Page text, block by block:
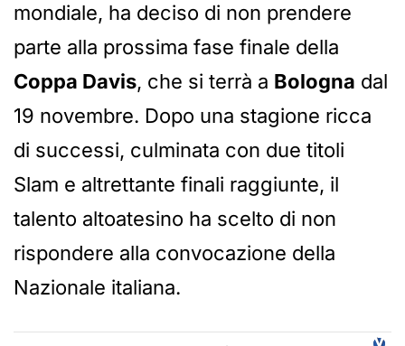
mondiale, ha deciso di non prendere
parte alla prossima fase finale della
Coppa Davis, che si terrà a Bologna dal
19 novembre. Dopo una stagione ricca
di successi, culminata con due titoli
Slam e altrettante finali raggiunte, il
talento altoatesino ha scelto di non
rispondere alla convocazione della
Nazionale italiana.